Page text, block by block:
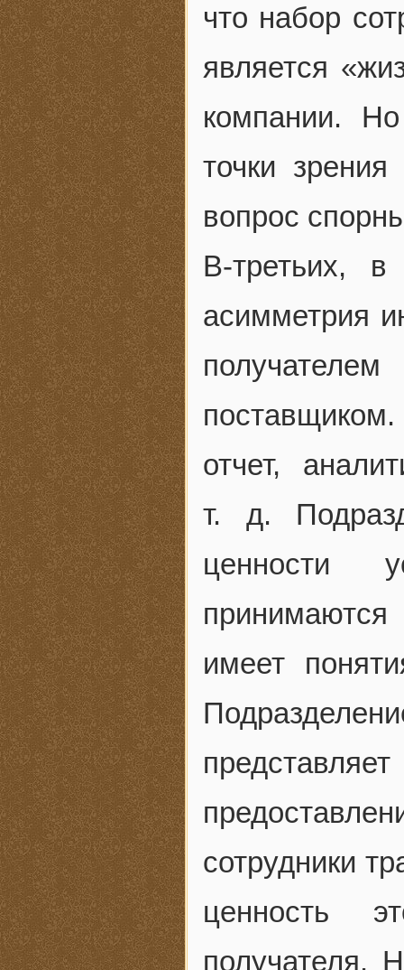
что набор
является
компании.
точки
вопрос
В-третьих, в
асимметрия
отчет,
т. д.
ценности
имеет
сотрудники
ценность
получателя.